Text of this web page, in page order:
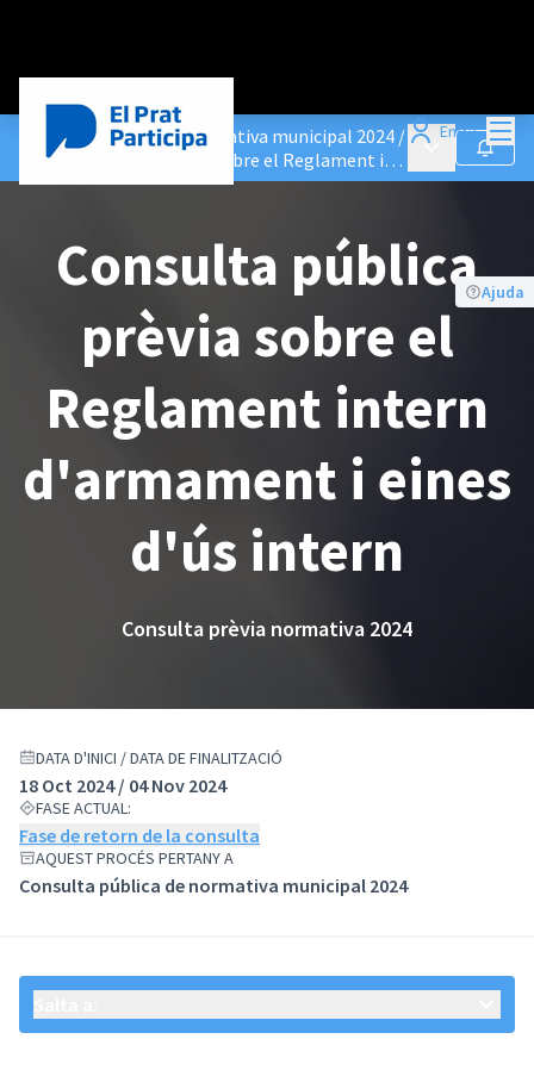
Entra
Consulta pública de normativa municipal 2024 /
Consulta pública prèvia sobre el Reglament intern d'armament i eines d'ús intern
Menú Seguir
Ajuda
Consulta pública
prèvia sobre el
Reglament intern
d'armament i eines
d'ús intern
Consulta prèvia normativa 2024
DATA D'INICI / DATA DE FINALITZACIÓ
18 Oct 2024 / 04 Nov 2024
FASE ACTUAL:
Fase de retorn de la consulta
AQUEST PROCÉS PERTANY A
Consulta pública de normativa municipal 2024